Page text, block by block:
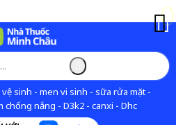
vệ sinh - men vi sinh - sữa rửa mặt -
chống nắng - D3k2 - canxi - Dhc